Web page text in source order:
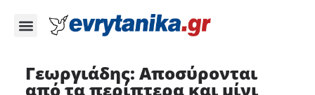
Γεωργιάδης: Αποσύρονται
από τα περίπτερα και μίνι